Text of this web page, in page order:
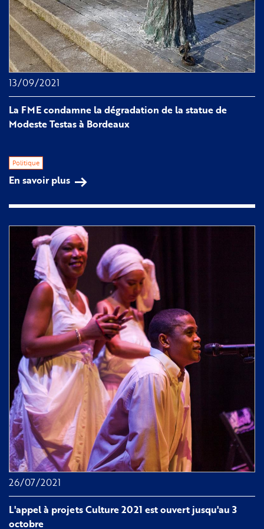
La FME condamne la dégradation de la statue de
Modeste Testas à Bordeaux
Politique
13/09/2021
En savoir plus sur
FME
condamne
la
dégradation
de
la
statue
de
Modeste
Testas
à
Bordeaux
L'appel à projets Culture 2021 est ouvert jusqu'au 3
octobre
26/07/2021